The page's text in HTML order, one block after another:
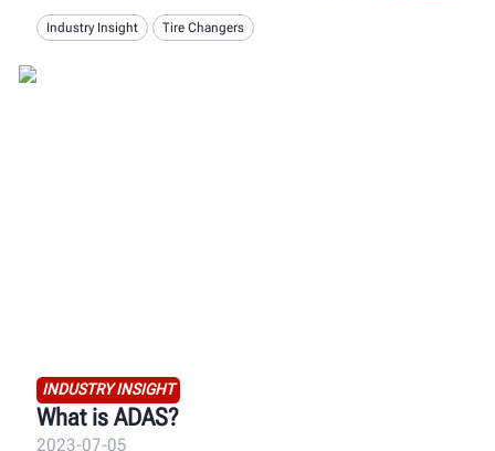
Industry Insight Tire Changers
INDUSTRY INSIGHT
What is ADAS?
2023-07-05